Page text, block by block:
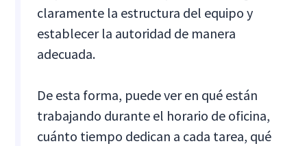
claramente la estructura del equipo y
establecer la autoridad de manera
adecuada.
De esta forma, puede ver en qué están
trabajando durante el horario de oficina,
cuánto tiempo dedican a cada tarea, qué